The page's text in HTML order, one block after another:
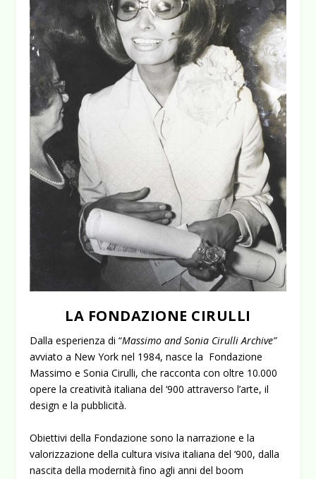
LA FONDAZIONE CIRULLI
Dalla esperienza di “Massimo and Sonia Cirulli Archive”
avviato a New York nel 1984, nasce la Fondazione
Massimo e Sonia Cirulli, che racconta con oltre 10.000
opere la creatività italiana del ‘900 attraverso l’arte, il
design e la pubblicità.
Obiettivi della Fondazione sono la narrazione e la
valorizzazione della cultura visiva italiana del ‘900, dalla
nascita della modernità fino agli anni del boom